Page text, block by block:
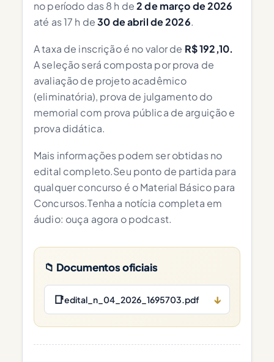
no período das 8 h de2 de março de 2026
até as 17 h de30 de abril de 2026.
A taxa de inscrição é no valor de R$ 192,10.
A seleção será composta por prova de
avaliação de projeto acadêmico
(eliminatória), prova de julgamento do
memorial com prova pública de arguição e
prova didática.
Mais informações podem ser obtidas no
edital completo.Seu ponto de partida para
qualquer concurso é o Material Básico para
Concursos.Tenha a notícia completa em
áudio: ouça agora o podcast.
📁 Documentos oficiais
📑edital_n_04_2026_1695703.pdf ↓